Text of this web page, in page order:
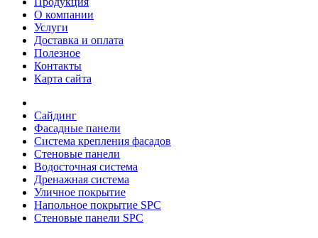
О компании
Услуги
Доставка и оплата
Полезное
Контакты
Карта сайта
Сайдинг
Фасадные панели
Система крепления фасадов
Стеновые панели
Водосточная система
Дренажная система
Уличное покрытие
Напольное покрытие SPC
Стеновые панели SPC